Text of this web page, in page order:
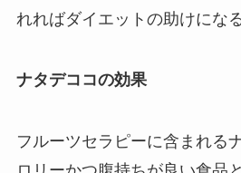
れればダイエットの助けにな
ナタデココの効果
フルーツセラピーに含まれる